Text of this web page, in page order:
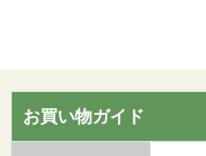
お買い物ガイド